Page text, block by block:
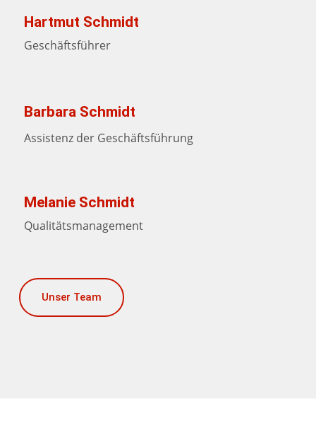
Hartmut Schmidt
Geschäftsführer
Barbara Schmidt
Assistenz der Geschäftsführung
Melanie Schmidt
Qualitätsmanagement
Unser Team